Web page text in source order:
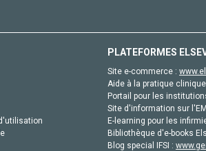
PLATEFORMES
Site e-commerce :
Aide à la pratique
Portail pour les
Site d'information sur
E-learning pour les
Bibliothèque d'e-books
Blog special IFSI :